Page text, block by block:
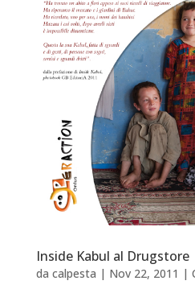
Inside Kabul al Drugstore
da calpesta | Nov 22, 2011 |